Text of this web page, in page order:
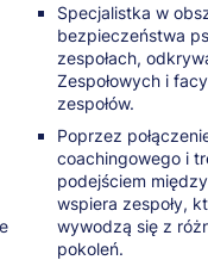
Specjalistka w
bezpieczeństwa
zespołach,
Zespołowych i
zespołów.
Poprzez
coachingowego i
podejściem
wspiera zespoły,
wywodzą się z
pokoleń.